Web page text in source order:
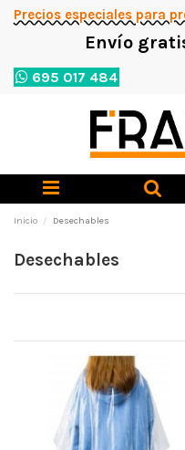
Precios especiales para
Envío
695 017 484
Inicio Desechables
Desechables